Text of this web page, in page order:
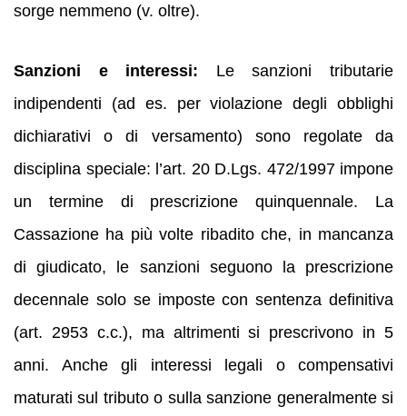
sorge nemmeno (v. oltre).
Sanzioni e interessi: Le sanzioni tributarie
indipendenti (ad es. per violazione degli obblighi
dichiarativi o di versamento) sono regolate da
disciplina speciale: l’art. 20 D.Lgs. 472/1997 impone
un termine di prescrizione quinquennale. La
Cassazione ha più volte ribadito che, in mancanza
di giudicato, le sanzioni seguono la prescrizione
decennale solo se imposte con sentenza definitiva
(art. 2953 c.c.), ma altrimenti si prescrivono in 5
anni. Anche gli interessi legali o compensativi
maturati sul tributo o sulla sanzione generalmente si